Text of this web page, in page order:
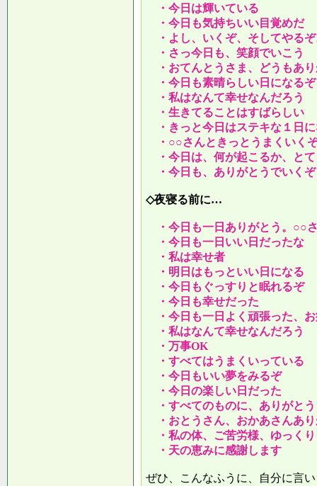
・今日は輝いている
・今日も気持ちいい目覚めだ
・よし、いくぞ、そしてやる
・さっ今日も、笑顔でいこう
・おてんとうさま、どうもあ
・今日も素晴らしい日になるぞ
・私はなんて幸せなんだろう
・生きてることはすばらしい
・きっと今日はステキな１日
・○○さんときっとうまくいく
・今日は、何が起こるか、と
・今日も、ありがとうでいくぞ
◇夜寝る前に…
・今日も一日ありがとう。○○
・今日も一日いい日だったな
・私は幸せ者
・明日はもっといい日になる
・今日もぐっすりと眠れるぞ
・今日も幸せだった
・今日も一日よく頑張った、
・私はなんて幸せなんだろう
・万事OK
・すべてはうまくいっている
・今日もいい夢をみるぞ
・今日の楽しい日だった
・すべてのものに、ありがとう
・おとうさん、おかあさんあ
・私の体、ご苦労様、ゆっく
・天の恵みに感謝します
ぜひ、こんなふうに、自分に言